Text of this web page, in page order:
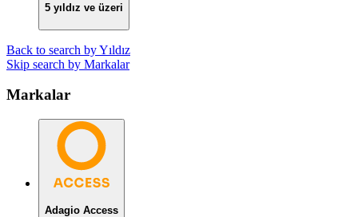
5 yıldız ve üzeri
Back to search by Yıldız
Skip search by Markalar
Markalar
Adagio Access